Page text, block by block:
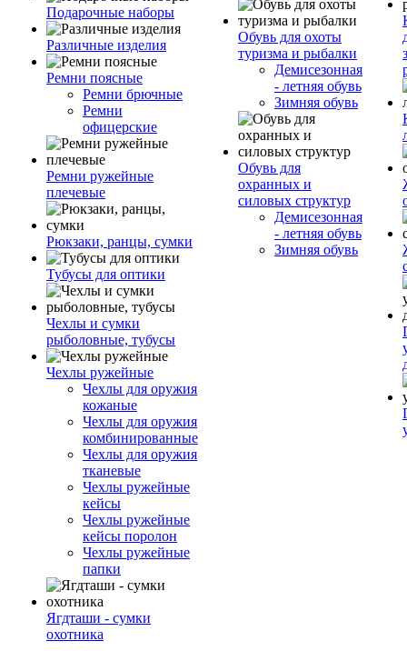
Подарочные наборы
Различные изделия
Ремни поясные
Ремни брючные
Ремни
офицерские
Ремни ружейные
плечевые
Рюкзаки, ранцы, сумки
Тубусы для оптики
Чехлы и сумки
рыболовные, тубусы
Чехлы ружейные
Чехлы для оружия
кожаные
Чехлы для оружия
комбинированные
Чехлы для оружия
тканевые
Чехлы ружейные
кейсы
Чехлы ружейные
кейсы поролон
Чехлы ружейные
папки
Ягдташи - сумки
охотника
Обувь для охоты
туризма и рыбалки
Демисезонная
- летняя обувь
Зимняя обувь
Обувь для
охранных и
силовых структур
Демисезонная
- летняя обувь
Зимняя обувь